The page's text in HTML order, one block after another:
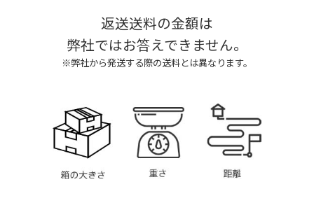
返送送料の金額は
弊社ではお答えできません。
※弊社から発送する際の送料とは異なります。